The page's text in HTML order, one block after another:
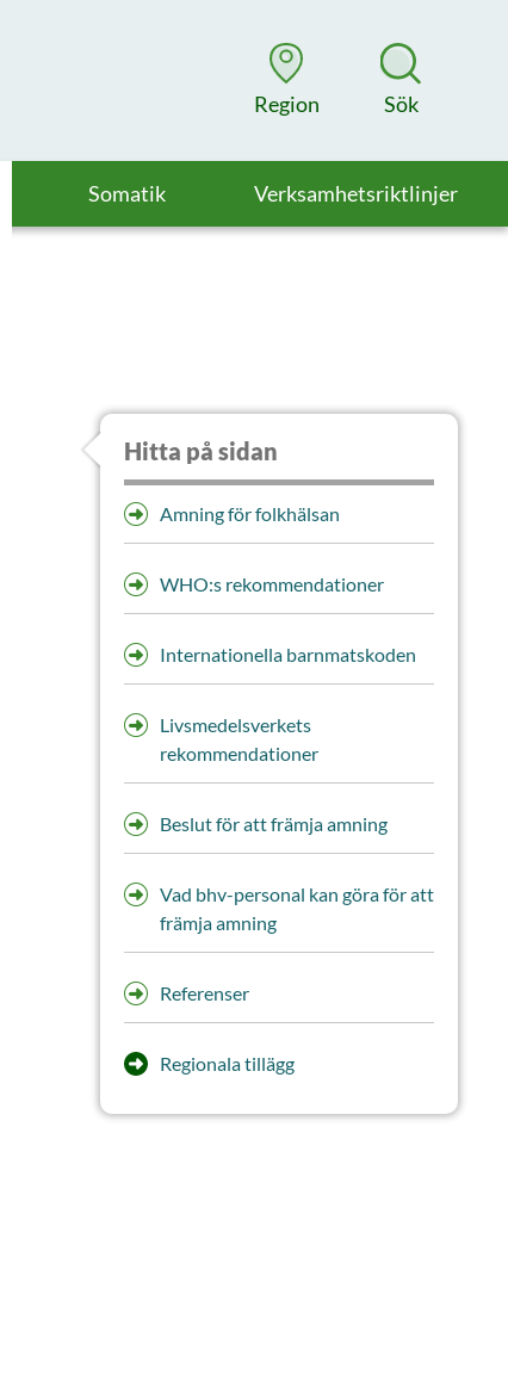
Region Sök
Somatik Verksamhetsriktlinjer
Hitta på sidan
Amning för folkhälsan
WHO:s rekommendationer
Internationella barnmatskoden
Livsmedelsverkets
rekommendationer
Beslut för att främja amning
Vad bhv-personal kan göra för att
främja amning
Referenser
Regionala tillägg